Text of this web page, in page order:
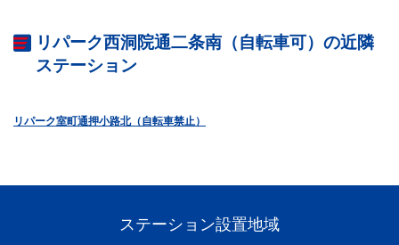
リパーク西洞院通二条南（自転車可）の近隣
ステーション
リパーク室町通押小路北（自転車禁止）
ステーション設置地域